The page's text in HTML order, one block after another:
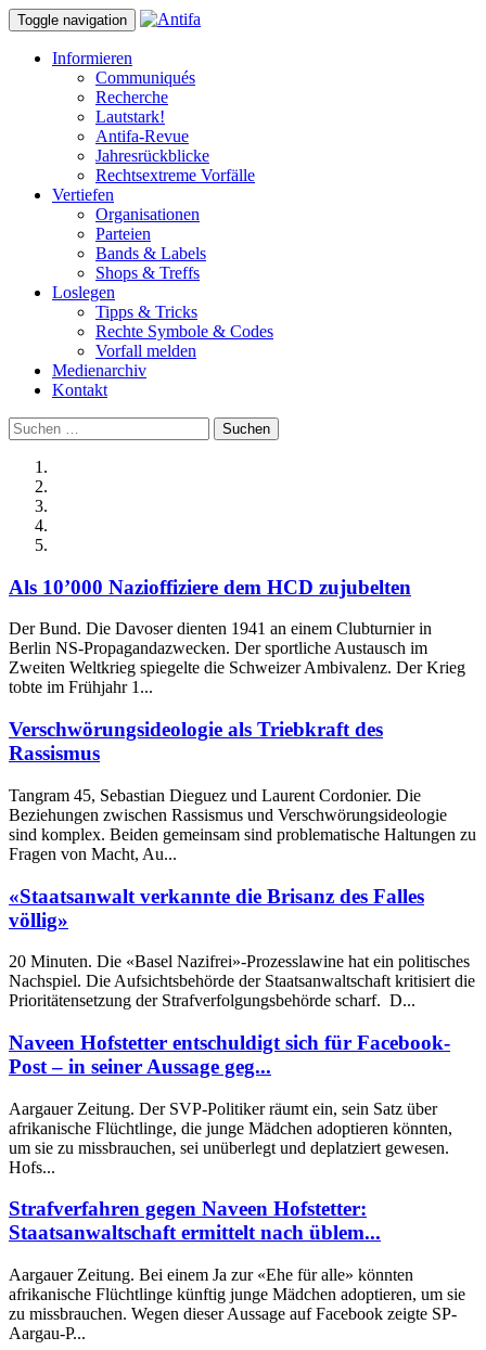
Toggle navigation
Informieren
Communiqués
Recherche
Lautstark!
Antifa-Revue
Jahresrückblicke
Rechtsextreme Vorfälle
Vertiefen
Organisationen
Parteien
Bands & Labels
Shops & Treffs
Loslegen
Tipps & Tricks
Rechte Symbole & Codes
Vorfall melden
Medienarchiv
Kontakt
Suchen
nach:
Als 10’000 Nazioffiziere dem HCD zujubelten
Der Bund. Die Davoser dienten 1941 an einem Clubturnier in
Berlin NS-Propagandazwecken. Der sportliche Austausch im
Zweiten Weltkrieg spiegelte die Schweizer Ambivalenz. Der Krieg
tobte im Frühjahr 1...
Verschwörungsideologie als Triebkraft des
Rassismus
Tangram 45, Sebastian Dieguez und Laurent Cordonier. Die
Beziehungen zwischen Rassismus und Verschwörungsideologie
sind komplex. Beiden gemeinsam sind problematische Haltungen zu
Fragen von Macht, Au...
«Staatsanwalt verkannte die Brisanz des Falles
völlig»
20 Minuten. Die «Basel Nazifrei»-Prozesslawine hat ein politisches
Nachspiel. Die Aufsichtsbehörde der Staatsanwaltschaft kritisiert die
Prioritätensetzung der Strafverfolgungsbehörde scharf. D...
Naveen Hofstetter entschuldigt sich für Facebook-
Post – in seiner Aussage geg...
Aargauer Zeitung. Der SVP-Politiker räumt ein, sein Satz über
afrikanische Flüchtlinge, die junge Mädchen adoptieren könnten,
um sie zu missbrauchen, sei unüberlegt und deplatziert gewesen.
Hofs...
Strafverfahren gegen Naveen Hofstetter:
Staatsanwaltschaft ermittelt nach üblem...
Aargauer Zeitung. Bei einem Ja zur «Ehe für alle» könnten
afrikanische Flüchtlinge künftig junge Mädchen adoptieren, um sie
zu missbrauchen. Wegen dieser Aussage auf Facebook zeigte SP-
Aargau-P...